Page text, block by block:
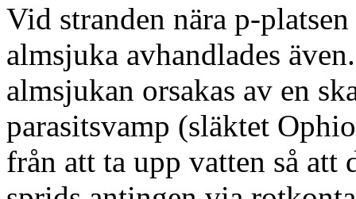
Vid stranden nära p-
almsjuka avhandlades
almsjukan orsakas av en
parasitsvamp (släktet
från att ta upp vatten så att